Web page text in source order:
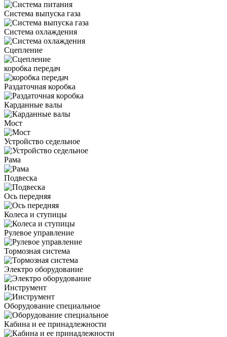
Система выпуска газа
Система охлаждения
Сцепление
коробка передач
Раздаточная коробка
Карданные валы
Мост
Устройство седельное
Рама
Подвеска
Ось передняя
Колеса и ступицы
Рулевое управление
Тормозная система
Электро оборудование
Инструмент
Оборудование специальное
Кабина и ее принадлежности